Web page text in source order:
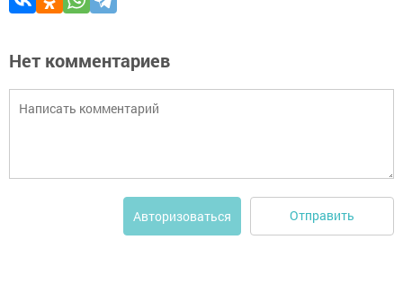
Нет комментариев
Авторизоваться Отправить